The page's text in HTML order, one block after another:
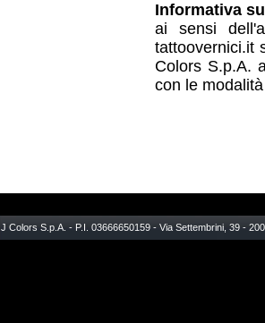
Informativa
ai sensi dell'
tattoovernici.it
Colors S.p.A.
con le
J Colors S.p.A. - P.I. 03666650159 - Via Settembrini, 39 -